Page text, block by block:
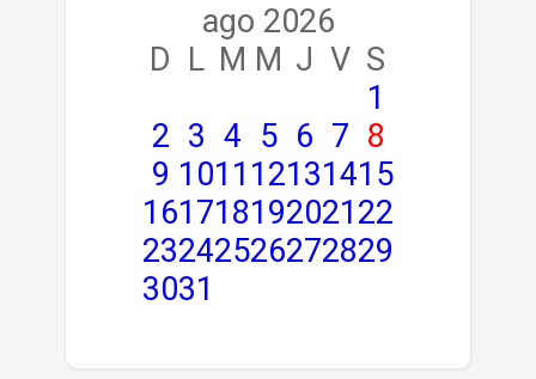
ago 2026
D L M M J V S
1
2 3 4 5 6 7 8
9 1011 12131415
16171819202122
23242526272829
3031